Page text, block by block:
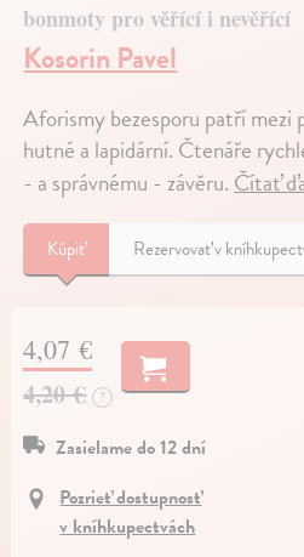
bonmoty pro věřící i nevěřící
Kosorin Pavel
Aforismy bezesporu patří mezi
hutné a lapidární. Čtenáře
- a správnému - závěru.Čítať
Kúpiť Rezervovať v
4,07 €
4,20 € ?
Zasielame do 12 dní
Pozrieť dostupnosť
v kníhkupectvách